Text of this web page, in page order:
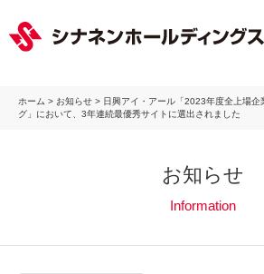
ホーム > お知らせ > 日興アイ・アール「2023年度全上場
グ」において、3年連続最優秀サイトに選出されました
お知らせ
Information